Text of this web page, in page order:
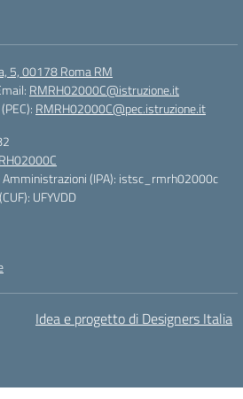
5, 00178 Roma RM
RMRH02000C@istruzione.it
RMRH02000C@pec.istruzione.it
Amministrazioni (IPA): istsc_rmrh02000c
UFYVDD
Idea e progetto di Designers Italia